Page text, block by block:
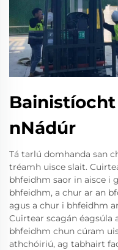
nNádúr
Tá tarlú domhanda san
tréamh uisce slait.
bhfeidhm saor in aisce i
bhfeidhm, a chur ar an
agus a chur i bhfeidhm
Cuirtear scagán
bhfeidhm chun cúram
athchóiriú, ag tabhairt